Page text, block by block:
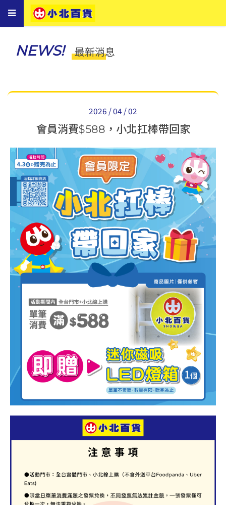
Toggle
navigation
NEWS! 最新消息
2026 / 04 / 02
會員消費$588，小北扛棒帶回家